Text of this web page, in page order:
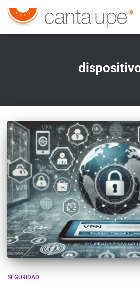
SEGURIDAD